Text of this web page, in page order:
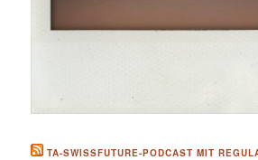
TA-SWISSFUTURE-PODCAST MIT